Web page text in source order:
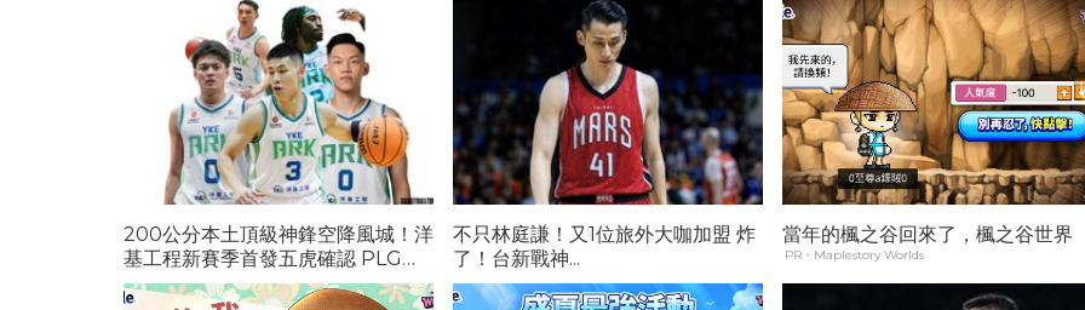
200公分本土頂級神鋒空降風城！洋
基工程新賽季首發五虎確認 PLG格
局劇變...
不只林庭謙！又1位旅外大咖加盟 炸
了！台新戰神...
當年的楓之谷回來了，楓之谷世界
PR・Maplestory Worlds